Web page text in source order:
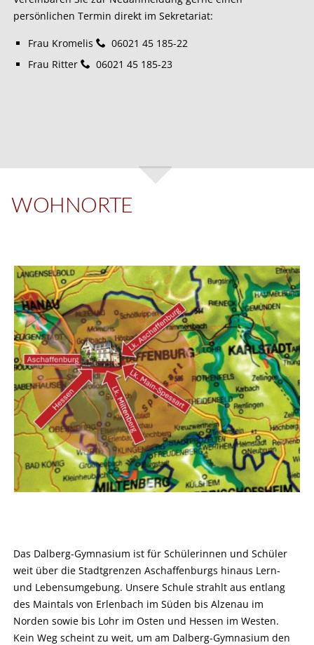
persönlichen Termin direkt im Sekretariat:
Frau Kromelis
06021 45 185-22
Frau Ritter
06021 45 185-23
WOHNORTE
Das Dalberg-Gymnasium ist für Schülerinnen und Schüler
weit über die Stadtgrenzen Aschaffenburgs hinaus Lern-
und Lebensumgebung. Unsere Schule strahlt aus entlang
des Maintals von Erlenbach im Süden bis Alzenau im
Norden sowie bis Lohr im Osten und Hessen im Westen.
Kein Weg scheint zu weit, um am Dalberg-Gymnasium den